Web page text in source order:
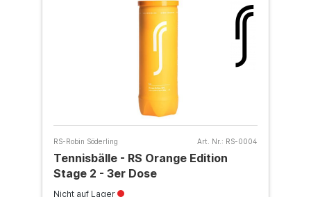
RS-Robin Söderling Art. Nr.: RS-0004
Tennisbälle - RS Orange Edition
Stage 2 - 3er Dose
Nicht auf Lager